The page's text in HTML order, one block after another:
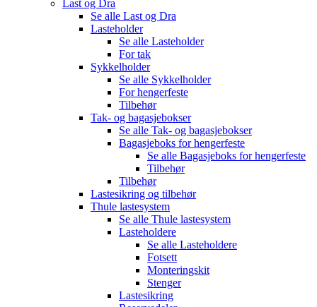
Last og Dra
Se alle Last og Dra
Lasteholder
Se alle Lasteholder
For tak
Sykkelholder
Se alle Sykkelholder
For hengerfeste
Tilbehør
Tak- og bagasjebokser
Se alle Tak- og bagasjebokser
Bagasjeboks for hengerfeste
Se alle Bagasjeboks for hengerfeste
Tilbehør
Tilbehør
Lastesikring og tilbehør
Thule lastesystem
Se alle Thule lastesystem
Lasteholdere
Se alle Lasteholdere
Fotsett
Monteringskit
Stenger
Lastesikring